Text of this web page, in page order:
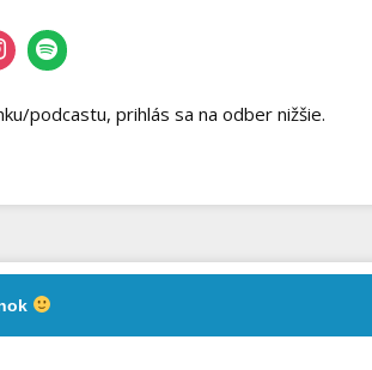
podcastu, prihlás sa na odber nižšie.